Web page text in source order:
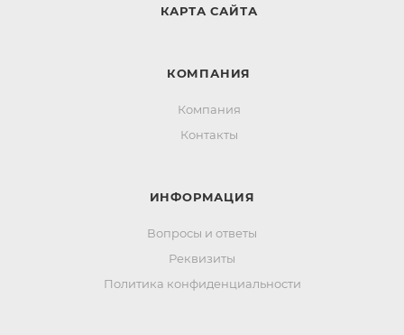
КАРТА САЙТА
КОМПАНИЯ
Компания
Контакты
ИНФОРМАЦИЯ
Вопросы и ответы
Реквизиты
Политика конфиденциальности